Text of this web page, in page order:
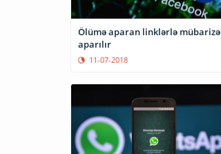
Ölümə aparan linklərlə mübarizə
aparılır
11-07-2018